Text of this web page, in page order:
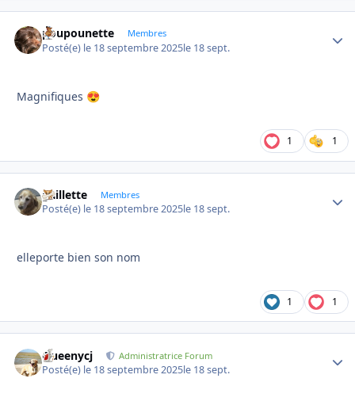
poupounette Membres
Posté(e) le 18 septembre 2025le 18 sept.
Magnifiques 😍
1 1
gaillette Membres
Posté(e) le 18 septembre 2025le 18 sept.
elleporte bien son nom
1 1
Queenycj Administratrice Forum
Posté(e) le 18 septembre 2025le 18 sept.